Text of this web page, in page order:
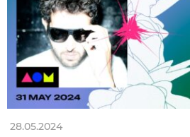
28.05.2024